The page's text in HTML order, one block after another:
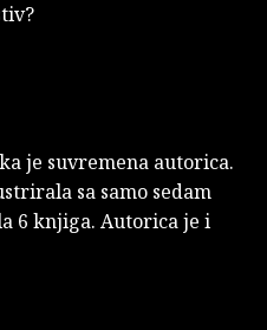
je suvremena autorica.
sa samo sedam
6 knjiga. Autorica je i